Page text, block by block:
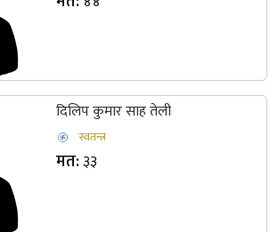
दिलिप कुमार साह तेली
स्वतन्त्र
मत:३३